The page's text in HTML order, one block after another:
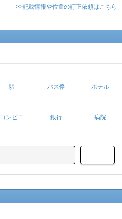
>>記載情報や位置の訂正依頼はこちら
駅 バス停 ホテル
コンビニ 銀行 病院